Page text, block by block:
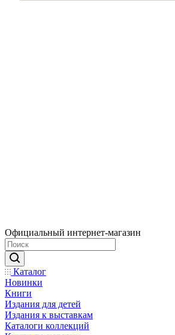
Официальный интернет-магазин
Каталог
Новинки
Книги
Издания для детей
Издания к выставкам
Каталоги коллекций